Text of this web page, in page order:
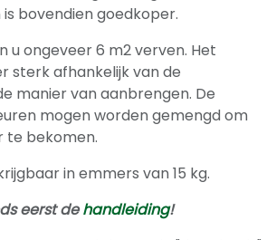
bovendien goedkoper.
u ongeveer 6 m2 verven. Het
sterk afhankelijk van de
manier van aanbrengen. De
mogen worden gemengd om
te bekomen.
in emmers van 15 kg.
eerst dehandleiding!